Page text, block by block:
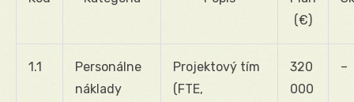
(€)
1.1
Personálne
náklady
Projektový tím
(FTE,
320
000
–